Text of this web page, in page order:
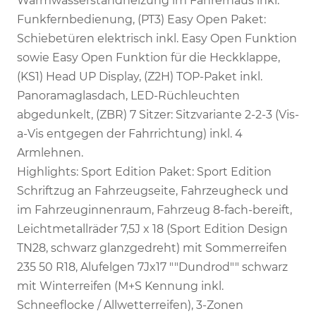
Funkfernbedienung, (PT3) Easy Open Paket:
Schiebetüren elektrisch inkl. Easy Open Funktion
sowie Easy Open Funktion für die Heckklappe,
(KS1) Head UP Display, (Z2H) TOP-Paket inkl.
Panoramaglasdach, LED-Rüchleuchten
abgedunkelt, (ZBR) 7 Sitzer: Sitzvariante 2-2-3 (Vis-
a-Vis entgegen der Fahrrichtung) inkl. 4
Armlehnen.
Highlights: Sport Edition Paket: Sport Edition
Schriftzug an Fahrzeugseite, Fahrzeugheck und
im Fahrzeuginnenraum, Fahrzeug 8-fach-bereift,
Leichtmetallräder 7,5J x 18 (Sport Edition Design
TN28, schwarz glanzgedreht) mit Sommerreifen
235 50 R18, Alufelgen 7Jx17 ""Dundrod"" schwarz
mit Winterreifen (M+S Kennung inkl.
Schneeflocke / Allwetterreifen), 3-Zonen